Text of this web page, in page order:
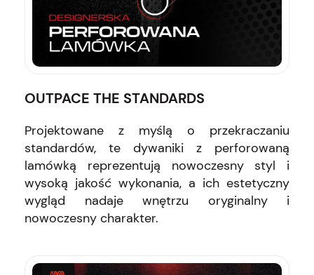
OUTPACE THE STANDARDS
Projektowane z myślą o przekraczaniu
standardów, te dywaniki z perforowaną
lamówką reprezentują nowoczesny styl i
wysoką jakość wykonania, a ich estetyczny
wygląd nadaje wnętrzu oryginalny i
nowoczesny charakter.